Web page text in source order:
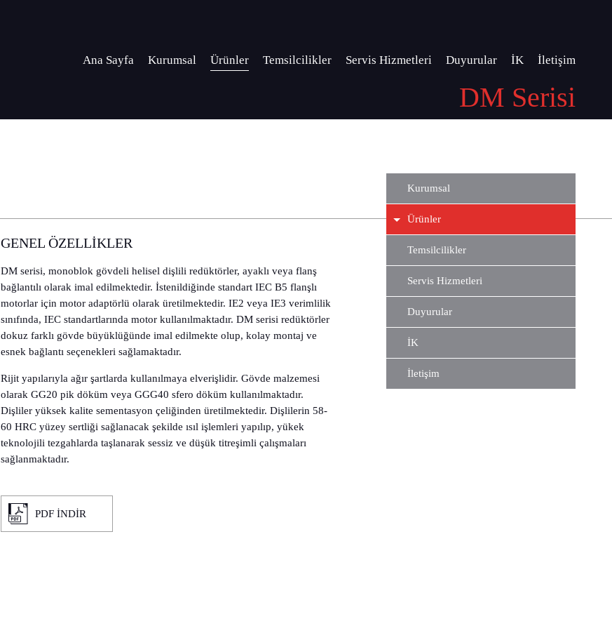
Ana Sayfa Kurumsal Ürünler Temsilcilikler Servis Hizmetleri Duyurular İK İletişim
DM Serisi
GENEL ÖZELLİKLER
DM serisi, monoblok gövdeli helisel dişlili redüktörler, ayaklı veya flanş
bağlantılı olarak imal edilmektedir. İstenildiğinde standart IEC B5 flanşlı
motorlar için motor adaptörlü olarak üretilmektedir. IE2 veya IE3 verimlilik
sınıfında, IEC standartlarında motor kullanılmaktadır. DM serisi redüktörler
dokuz farklı gövde büyüklüğünde imal edilmekte olup, kolay montaj ve
esnek bağlantı seçenekleri sağlamaktadır.
Rijit yapılarıyla ağır şartlarda kullanılmaya elverişlidir. Gövde malzemesi
olarak GG20 pik döküm veya GGG40 sfero döküm kullanılmaktadır.
Dişliler yüksek kalite sementasyon çeliğinden üretilmektedir. Dişlilerin 58-
60 HRC yüzey sertliği sağlanacak şekilde ısıl işlemleri yapılıp, yükek
teknolojili tezgahlarda taşlanarak sessiz ve düşük titreşimli çalışmaları
sağlanmaktadır.
PDF İNDİR
Kurumsal
Ürünler
Temsilcilikler
Servis Hizmetleri
Duyurular
İK
İletişim